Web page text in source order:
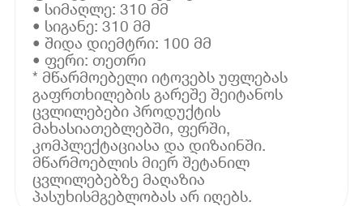
• სიმაღლე: 310 მმ
• სიგანე: 310 მმ
• შიდა დიემტრი: 100 მმ
• ფერი: თეთრი
* მწარმოებელი იტოვებს უფლებას
გაფრთხილების გარეშე შეიტანოს
ცვლილებები პროდუქტის
მახასიათებლებში, ფერში,
კომპლექტაციასა და დიზაინში.
მწარმოებლის მიერ შეტანილ
ცვლილებებზე მაღაზია
პასუხისმგებლობას არ იღებს.